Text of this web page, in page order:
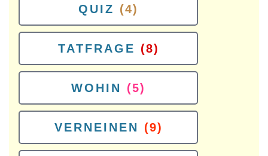
QUIZ (4)
TATFRAGE (8)
WOHIN (5)
VERNEINEN (9)